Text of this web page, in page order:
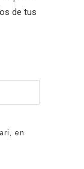
de tus
en